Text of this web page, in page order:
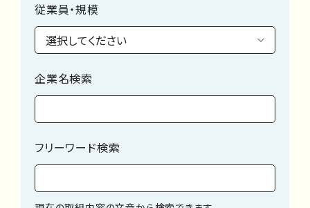
従業員・規模
企業名検索
フリーワード検索